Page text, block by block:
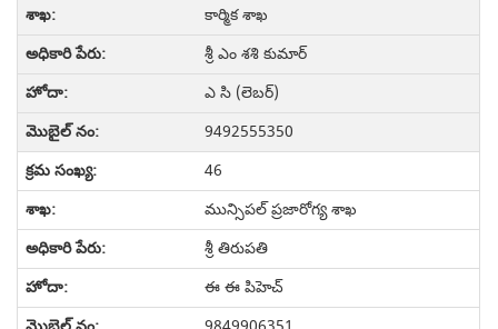
కార్మిక శాఖ
శ్రీ ఎం శశి కుమార్
ఎ సి (లెబర్)
9492555350
46
మున్సిపల్ ప్రజారోగ్య శాఖ
శ్రీ తిరుపతి
ఈ ఈ పిహెచ్